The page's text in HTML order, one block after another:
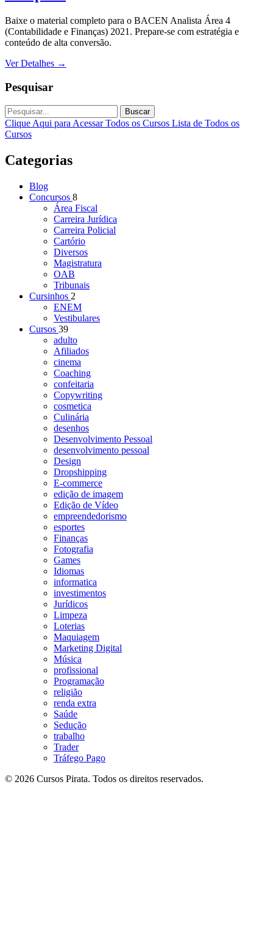
Baixe o material completo para o BACEN Analista Área 4
(Contabilidade e Finanças) 2021. Prepare-se com estratégia e
conteúdo de alta conversão.
Ver Detalhes →
Pesquisar
Buscar
Clique Aqui para Acessar Todos os Cursos Lista de Todos os
Cursos
Categorias
Blog
Concursos 8
Área Fiscal
Carreira Jurídica
Carreira Policial
Cartório
Diversos
Magistratura
OAB
Tribunais
Cursinhos 2
ENEM
Vestibulares
Cursos 39
adulto
Afiliados
cinema
Coaching
confeitaria
Copywriting
cosmetica
Culinária
desenhos
Desenvolvimento Pessoal
desenvolvimento pessoal
Design
Dropshipping
E-commerce
edição de imagem
Edição de Vídeo
empreendedorismo
esportes
Finanças
Fotografia
Games
Idiomas
informatica
investimentos
Jurídicos
Limpeza
Loterias
Maquiagem
Marketing Digital
Música
profissional
Programação
religião
renda extra
Saúde
Sedução
trabalho
Trader
Tráfego Pago
© 2026 Cursos Pirata. Todos os direitos reservados.